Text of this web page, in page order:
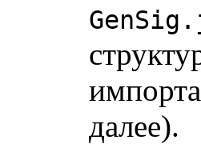
далее).